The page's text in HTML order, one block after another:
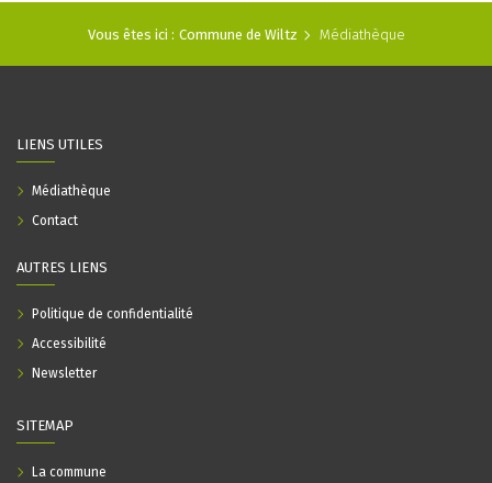
Vous êtes ici : Commune de Wiltz Médiathèque
SITEMAP
La commune
LIENS UTILES
Médiathèque
Contact
AUTRES LIENS
Politique de confidentialité
Accessibilité
Newsletter